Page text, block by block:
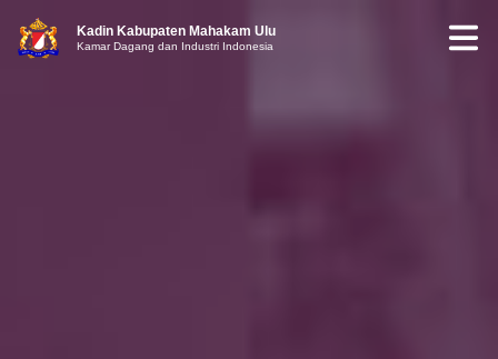
Kadin Kabupaten Mahakam Ulu
Kamar Dagang dan Industri Indonesia